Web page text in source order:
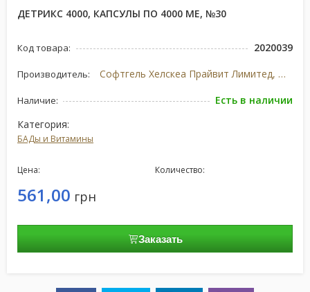
ДЕТРИКС 4000, КАПСУЛЫ ПО 4000 МЕ, №30
Код товара: 2020039
Производитель: Софтгель Хелскеа Прайвит Лимитед, Индия
Наличие:
Есть в наличии
Категория:
БАДы и Витамины
Цена:
561,00 грн
Количество:
Заказать